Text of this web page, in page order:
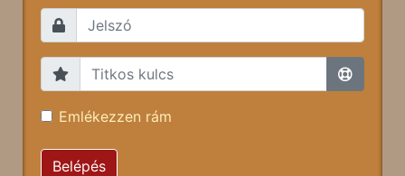
Emlékezzen rám
Belépés